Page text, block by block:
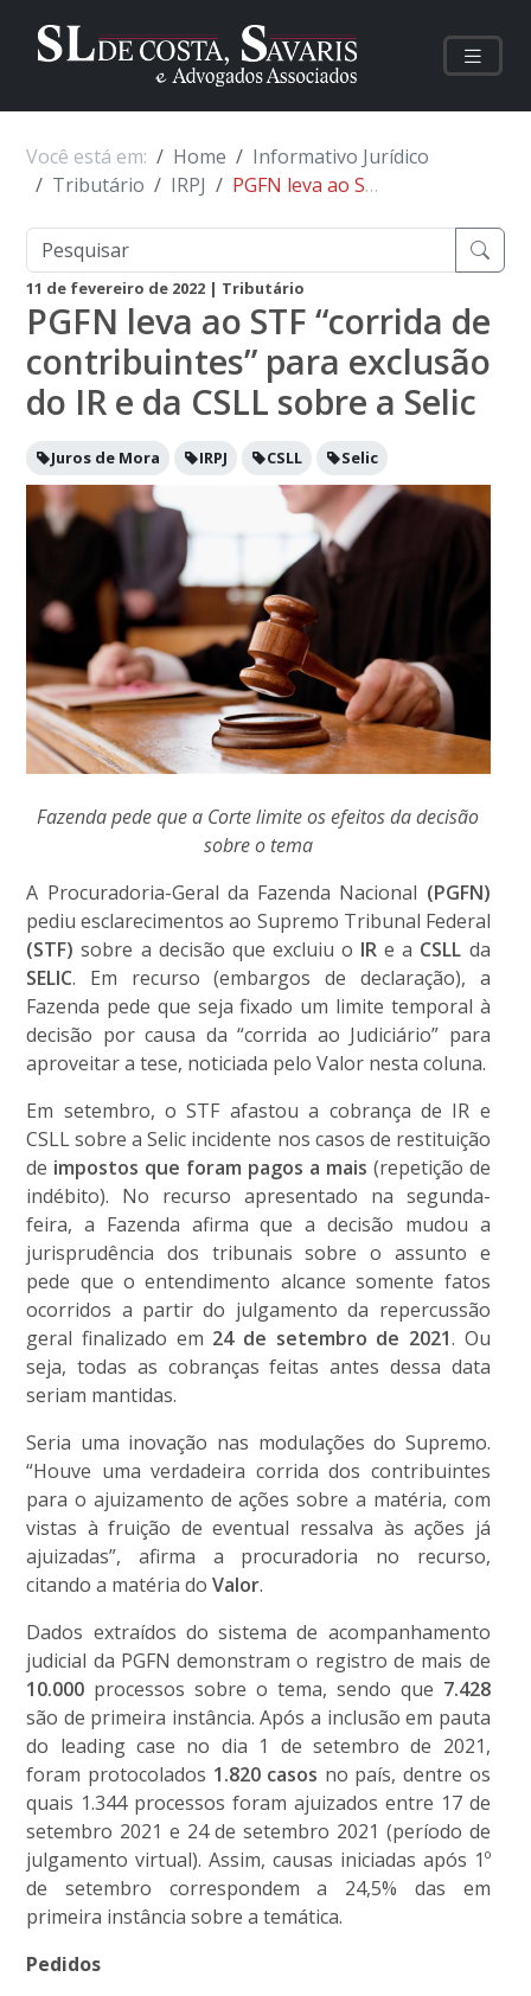
Você está em: Home
Informativo Jurídico
Tributário
IRPJ PGFN leva ao STF “corrida de contribuintes” para exclusão do IR e da CSLL sobre a Selic
11 de fevereiro de 2022 | Tributário
PGFN leva ao STF “corrida de
contribuintes” para exclusão
do IR e da CSLL sobre a Selic
Juros de Mora IRPJ CSLL Selic
Fazenda pede que a Corte limite os efeitos da decisão
sobre o tema
A Procuradoria-Geral da Fazenda Nacional (PGFN)
pediu esclarecimentos ao Supremo Tribunal Federal
(STF) sobre a decisão que excluiu o IR e a CSLL da
SELIC. Em recurso (embargos de declaração), a
Fazenda pede que seja fixado um limite temporal à
decisão por causa da “corrida ao Judiciário” para
aproveitar a tese, noticiada pelo Valor nesta coluna.
Em setembro, o STF afastou a cobrança de IR e
CSLL sobre a Selic incidente nos casos de restituição
de impostos que foram pagos a mais (repetição de
indébito). No recurso apresentado na segunda-
feira, a Fazenda afirma que a decisão mudou a
jurisprudência dos tribunais sobre o assunto e
pede que o entendimento alcance somente fatos
ocorridos a partir do julgamento da repercussão
geral finalizado em 24 de setembro de 2021. Ou
seja, todas as cobranças feitas antes dessa data
seriam mantidas.
Seria uma inovação nas modulações do Supremo.
“Houve uma verdadeira corrida dos contribuintes
para o ajuizamento de ações sobre a matéria, com
vistas à fruição de eventual ressalva às ações já
ajuizadas”, afirma a procuradoria no recurso,
citando a matéria doValor.
Dados extraídos do sistema de acompanhamento
judicial da PGFN demonstram o registro de mais de
10.000 processos sobre o tema, sendo que 7.428
são de primeira instância. Após a inclusão em pauta
do leading case no dia 1 de setembro de 2021,
foram protocolados 1.820 casos no país, dentre os
quais 1.344 processos foram ajuizados entre 17 de
setembro 2021 e 24 de setembro 2021 (período de
julgamento virtual). Assim, causas iniciadas após 1º
de setembro correspondem a 24,5% das em
primeira instância sobre a temática.
Pedidos